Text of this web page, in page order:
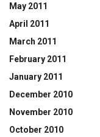
May 2011
April 2011
March 2011
February 2011
January 2011
December 2010
November 2010
October 2010